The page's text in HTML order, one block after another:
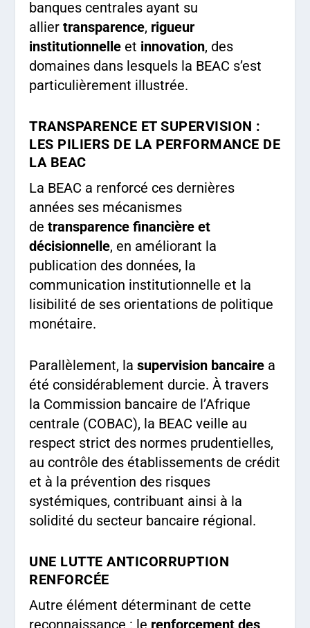
banques centrales ayant su
alliertransparence, rigueur
institutionnelle et innovation, des
domaines dans lesquels la BEAC s’est
particulièrement illustrée.
TRANSPARENCE ET SUPERVISION :
LES PILIERS DE LA PERFORMANCE DE
LA BEAC
La BEAC a renforcé ces dernières
années ses mécanismes
detransparence financière et
décisionnelle, en améliorant la
publication des données, la
communication institutionnelle et la
lisibilité de ses orientations de politique
monétaire.
Parallèlement, lasupervision bancaire a
été considérablement durcie. À travers
la Commission bancaire de l’Afrique
centrale (COBAC), la BEAC veille au
respect strict des normes prudentielles,
au contrôle des établissements de crédit
et à la prévention des risques
systémiques, contribuant ainsi à la
solidité du secteur bancaire régional.
UNE LUTTE ANTICORRUPTION
RENFORCÉE
Autre élément déterminant de cette